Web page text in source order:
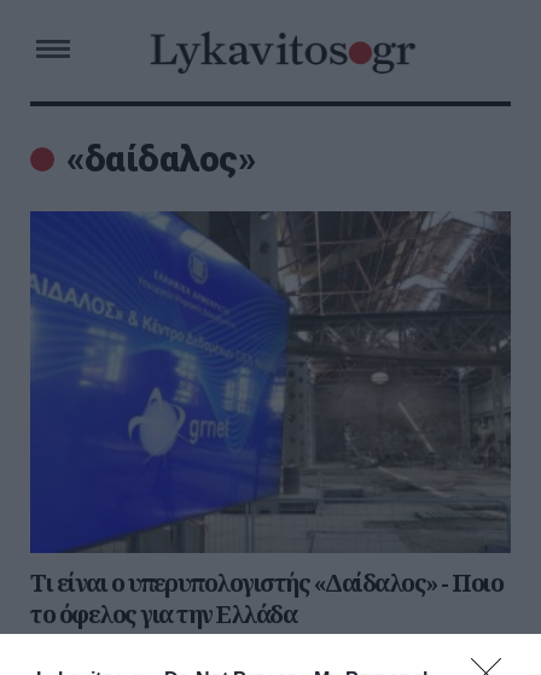
«δαίδαλος»
Τι είναι ο υπερυπολογιστής «Δαίδαλος» - Ποιο
το όφελος για την Ελλάδα